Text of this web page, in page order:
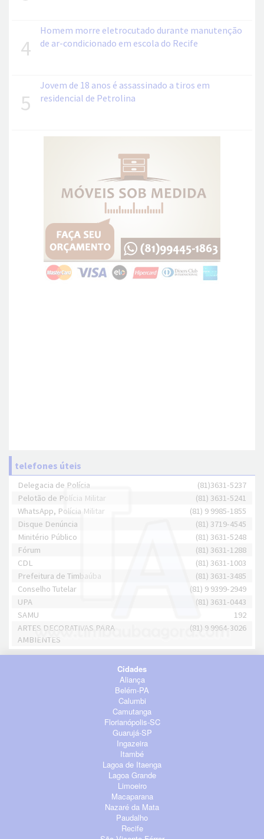
4
Homem morre eletrocutado durante manutenção
de ar-condicionado em escola do Recife
5
Jovem de 18 anos é assassinado a tiros em
residencial de Petrolina
telefones úteis
Delegacia de Polícia
(81)3631-5237
Pelotão de Polícia Militar
(81) 3631-5241
WhatsApp, Polícia Militar
(81) 9 9985-1855
Disque Denúncia
(81) 3719-4545
Minitério Público
(81) 3631-5248
Fórum
(81) 3631-1288
CDL
(81) 3631-1003
Prefeitura de Timbaúba
(81) 3631-3485
Conselho Tutelar
(81) 9 9399-2949
UPA
(81) 3631-0443
SAMU
192
ARTES DECORATIVAS PARA
AMBIENTES
(81) 9 9964-3026
Cidades
Aliança
Belém-PA
Calumbi
Camutanga
Florianópolis-SC
Guarujá-SP
Ingazeira
Itambé
Lagoa de Itaenga
Lagoa Grande
Limoeiro
Macaparana
Nazaré da Mata
Paudalho
Recife